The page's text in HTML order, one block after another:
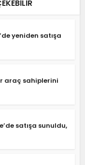
yeniden satışa
araç sahiplerini
satışa sunuldu,